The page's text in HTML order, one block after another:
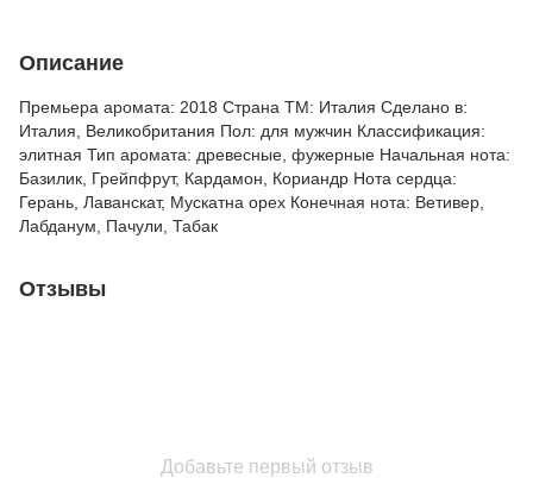
Описание
Премьера аромата: 2018 Страна ТМ: Италия Сделано в:
Италия, Великобритания Пол: для мужчин Классификация:
элитная Тип аромата: древесные, фужерные Начальная нота:
Базилик, Грейпфрут, Кардамон, Кориандр Нота сердца:
Герань, Лаванскат, Мускатна орех Конечная нота: Ветивер,
Лабданум, Пачули, Табак
Отзывы
Добавьте первый отзыв